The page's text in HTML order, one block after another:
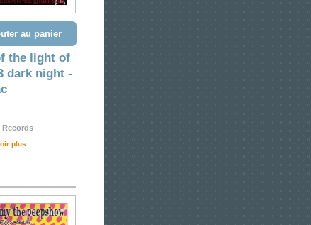
au panier
the light of
dark night -
Records
plus